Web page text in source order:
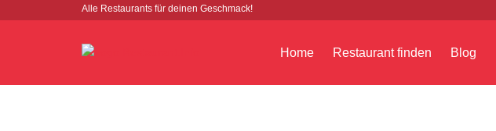
Alle Restaurants für deinen Geschmack!
Home Restaurant finden Blog